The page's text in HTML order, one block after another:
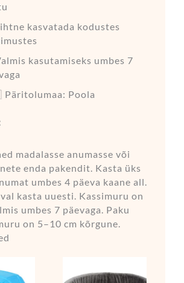
kasvatada kodustes
kasutamiseks umbes 7
Poola
madalasse anumasse või
enda pakendit. Kasta üks
umbes 4 päeva kaane all.
kasta uuesti. Kassimuru on
umbes 7 päevaga. Paku
on 5–10 cm kõrgune.